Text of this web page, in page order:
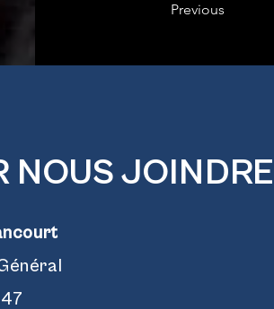
Previous
NOUS JOINDRE